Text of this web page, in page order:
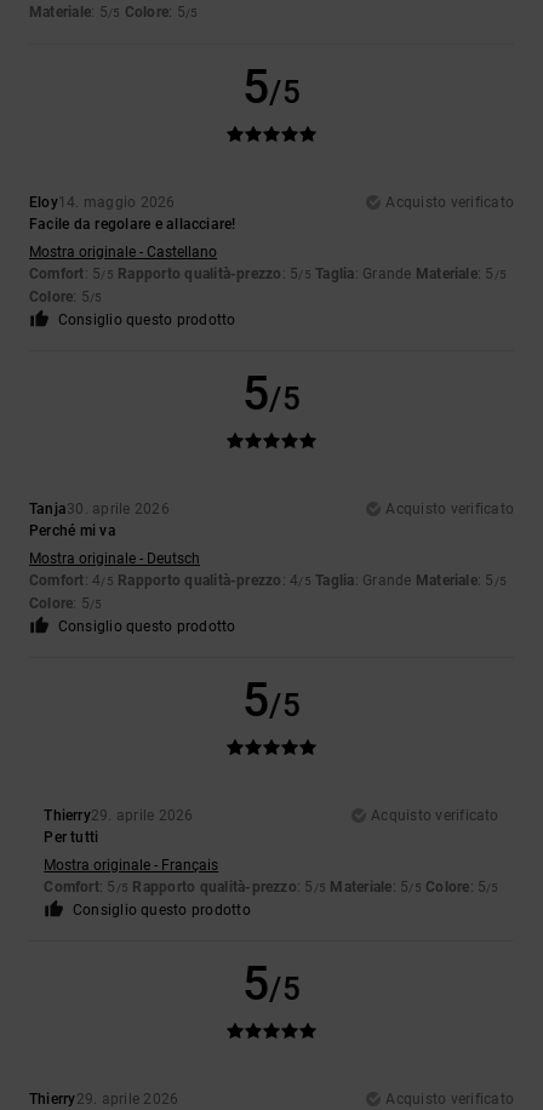
Materiale: 5/5 Colore: 5/5
5/5
Eloy14. maggio 2026
Acquisto verificato
Facile da regolare e allacciare!
Mostra originale - Castellano
Comfort: 5/5 Rapporto qualità-prezzo : 5/5 Taglia: Grande Materiale: 5 /5
Colore: 5/5
Consiglio questo prodotto
5/5
Tanja30. aprile 2026
Acquisto verificato
Perché mi va
Mostra originale - Deutsch
Comfort: 4/5 Rapporto qualità-prezzo : 4/5 Taglia: Grande Materiale: 5 /5
Colore: 5/5
Consiglio questo prodotto
5/5
Thierry29. aprile 2026
Acquisto verificato
Per tutti
Mostra originale - Français
Comfort: 5 /5 Rapporto qualità-prezzo: 5 /5 Materiale: 5/5 Colore: 5/5
Consiglio questo prodotto
5/5
Thierry29. aprile 2026
Acquisto verificato